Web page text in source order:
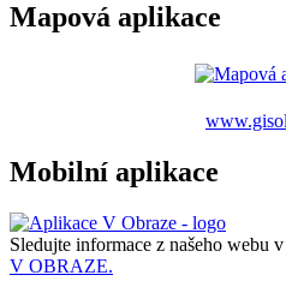
Mapová aplikace
Mobilní aplikace
Sledujte informace z našeho webu v
V OBRAZE.